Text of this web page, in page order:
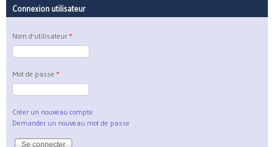
Connexion utilisateur
Nom d'utilisateur *
Mot de passe *
Créer un nouveau compte
Demander un nouveau mot de passe